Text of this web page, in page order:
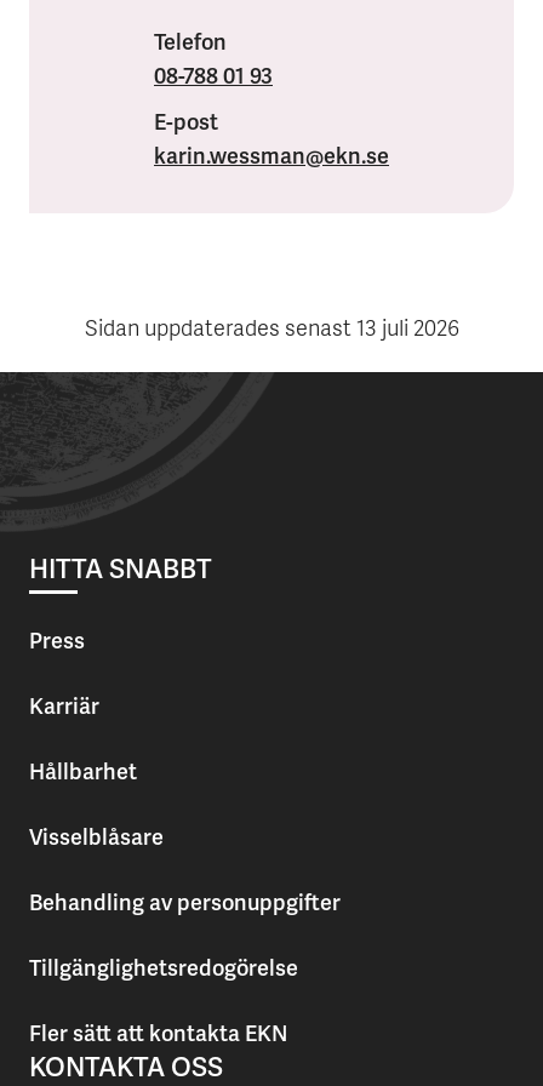
Telefon
08-788 01 93
E-post
karin.wessman@ekn.se
Sidan uppdaterades senast 13 juli 2026
HITTA SNABBT
Press
Karriär
Hållbarhet
Visselblåsare
Behandling av personuppgifter
Tillgänglighetsredogörelse
Fler sätt att kontakta EKN
KONTAKTA OSS